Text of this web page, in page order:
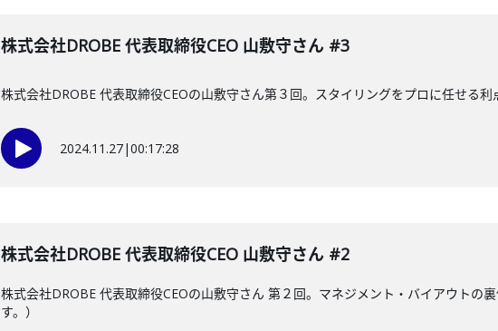
株式会社DROBE 代表取締役CEO 山敷守さん #3
株式会社DROBE 代表取締役CEOの山敷守さん第３回。スタイリングをプロに任せる
2024.11.27|00:17:28
株式会社DROBE 代表取締役CEO 山敷守さん #2
株式会社DROBE 代表取締役CEOの山敷守さん 第２回。マネジメント・バイアウトの
す。）